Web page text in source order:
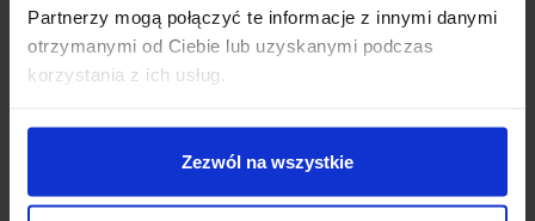
Partnerzy mogą połączyć te informacje z innymi danymi
otrzymanymi od Ciebie lub uzyskanymi podczas
korzystania z ich usług.
Zezwól na wszystkie
INNI KUPILI RÓWNIEŻ